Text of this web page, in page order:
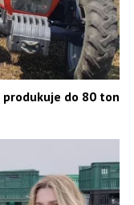
produkuje do 80 ton